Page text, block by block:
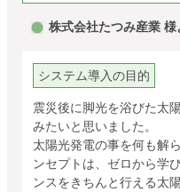
株式会社たつみ産業 様
システム導入の目的
震災後に脚光を浴びた太
みたいと思いました。
太陽光発電の事を何も解
ンセプトは、ゼロから学
ンスをきちんと行える太